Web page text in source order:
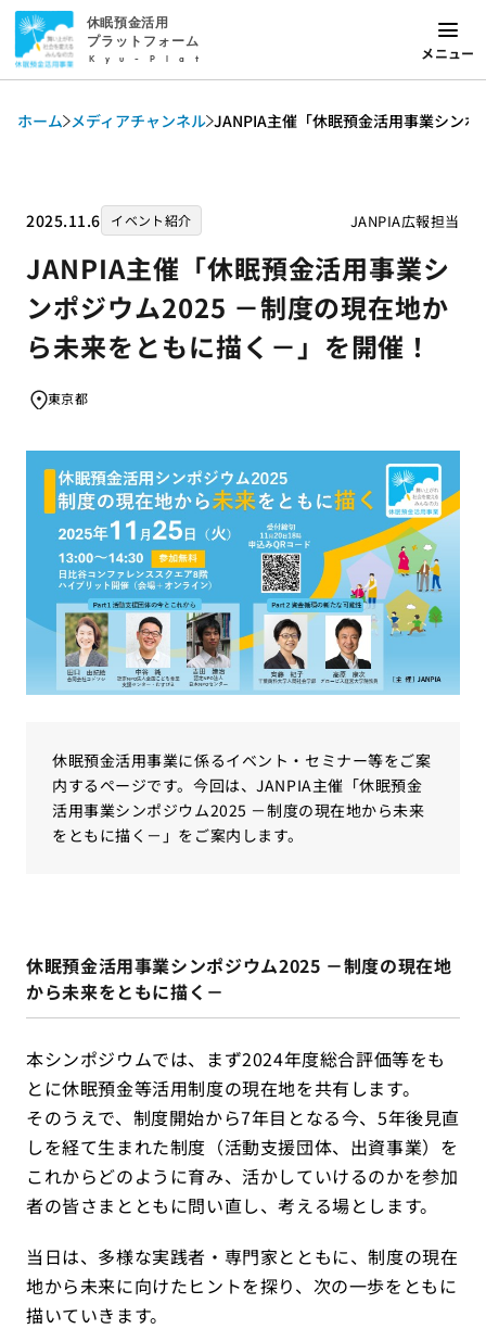
休眠預金活用
プラットフォーム
Kyu-Plat メニュー
ホーム メディアチャンネル JANPIA主催「休眠預金活用事業シン
2025.11.6 イベント紹介 JANPIA広報担当
JANPIA主催「休眠預金活用事業シ
ンポジウム2025 －制度の現在地か
ら未来をともに描く－」を開催！
東京都
休眠預金活用事業に係るイベント・セミナー等をご案
内するページです。今回は、JANPIA主催「休眠預金
活用事業シンポジウム2025 －制度の現在地から未来
をともに描く－」をご案内します。
休眠預金活用事業シンポジウム2025 －制度の現在地
から未来をともに描く－
本シンポジウムでは、まず2024年度総合評価等をも
とに休眠預金等活用制度の現在地を共有します。
そのうえで、制度開始から7年目となる今、5年後見直
しを経て生まれた制度（活動支援団体、出資事業）を
これからどのように育み、活かしていけるのかを参加
者の皆さまとともに問い直し、考える場とします。
当日は、多様な実践者・専門家とともに、制度の現在
地から未来に向けたヒントを探り、次の一歩をともに
描いていきます。